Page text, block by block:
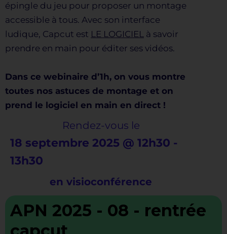
épingle du jeu pour proposer un montage
accessible à tous. Avec son interface
ludique, Capcut est LE LOGICIEL à savoir
prendre en main pour éditer ses vidéos.
Dans ce webinaire d’1h, on vous montre
toutes nos astuces de montage et on
prend le logiciel en main en direct !
Rendez-vous le
18 septembre 2025 @ 12h30 -
13h30
en visioconférence